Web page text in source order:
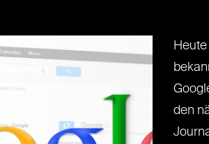
den